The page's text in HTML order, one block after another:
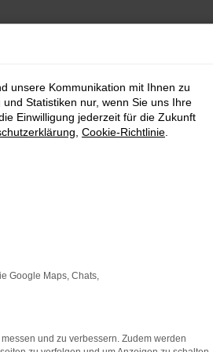
unsere Kommunikation mit Ihnen zu
Statistiken nur, wenn Sie uns Ihre
Einwilligung jederzeit für die Zukunft
Cookie-Richtlinie
Google Maps, Chats,
und zu verbessern. Zudem werden